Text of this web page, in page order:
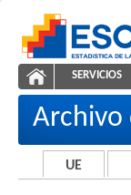
ESCALE -
UE SERVICIOS
Archivo
UE